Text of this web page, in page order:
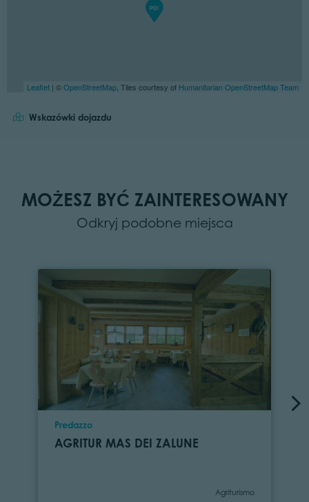
Leaflet | ©OpenStreetMap, Tiles courtesy of Humanitarian OpenStreetMap Team
Wskazówki dojazdu
MOŻESZ BYĆ ZAINTERESOWANY
Odkryj podobne miejsca
Location
Predazzo
AGRITUR MAS DEI ZALUNE
Category
Agriturismo